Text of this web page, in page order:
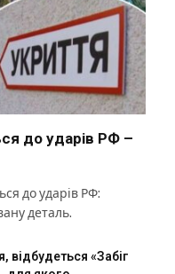
до ударів РФ –
до ударів РФ:
деталь.
відбудеться «Забіг